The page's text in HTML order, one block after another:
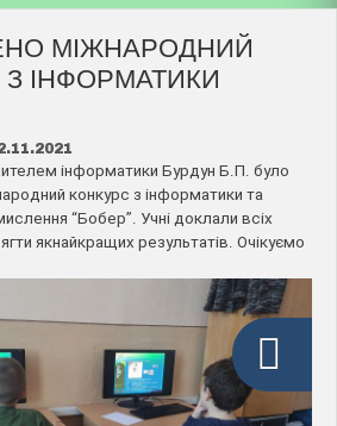
МІЖНАРОДНИЙ
ІНФОРМАТИКИ
інформатики Бурдун Б.П. було
конкурс з інформатики та
“Бобер”. Учні доклали всіх
якнайкращих результатів. Очікуємо
з 2